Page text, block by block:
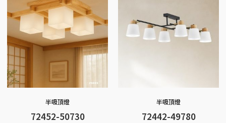
半吸頂燈
72452-50730
半吸頂燈
72442-49780